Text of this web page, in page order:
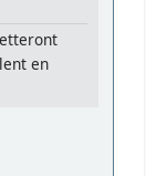
en